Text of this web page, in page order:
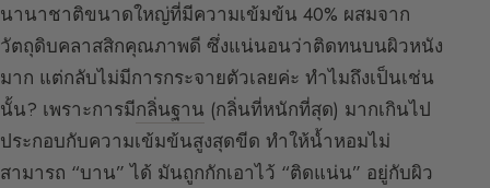
นานาชาติขนาดใหญ่ที่มีความเข้มข้น 40% ผสมจาก
วัตถุดิบคลาสสิกคุณภาพดี ซึ่งแน่นอนว่าติดทนบนผิวหนัง
มาก แต่กลับไม่มีการกระจายตัวเลยค่ะ ทำไมถึงเป็นเช่น
นั้น? เพราะการมีกลิ่นฐาน (กลิ่นที่หนักที่สุด) มากเกินไป
ประกอบกับความเข้มข้นสูงสุดขีด ทำให้น้ำหอมไม่
สามารถ “บาน” ได้ มันถูกกักเอาไว้ “ติดแน่น” อยู่กับผิว